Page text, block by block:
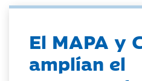
El MAPA y
amplían el